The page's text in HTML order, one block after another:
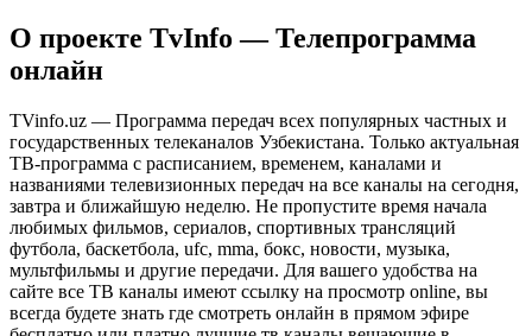
О проекте TvInfo — Телепрограмма
онлайн
TVinfo.uz — Программа передач всех популярных частных и
государственных телеканалов Узбекистана. Только актуальная
ТВ-программа с расписанием, временем, каналами и
названиями телевизионных передач на все каналы на сегодня,
завтра и ближайшую неделю. Не пропустите время начала
любимых фильмов, сериалов, спортивных трансляций
футбола, баскетбола, ufc, mma, бокс, новости, музыка,
мультфильмы и другие передачи. Для вашего удобства на
сайте все ТВ каналы имеют ссылку на просмотр online, вы
всегда будете знать где смотреть онлайн в прямом эфире